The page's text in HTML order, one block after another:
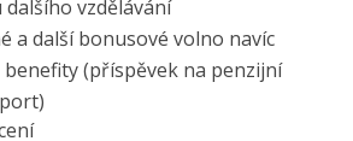
vzdělávání
a další bonusové volno navíc
benefity (příspěvek na penzijní